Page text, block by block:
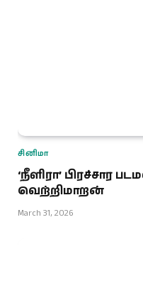
சினிமா
‘நீளிரா’ பிரச்சார
வெற்றிமாறன்
March 31, 2026